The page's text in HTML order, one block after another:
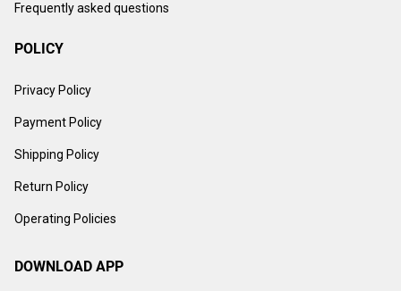
Frequently asked questions
POLICY
Privacy Policy
Payment Policy
Shipping Policy
Return Policy
Operating Policies
DOWNLOAD APP